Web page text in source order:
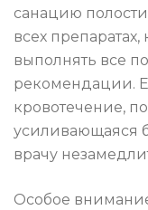
санацию
всех
выполнять все
рекомендации.
кровотечение,
усиливающаяся
врачу
Особое